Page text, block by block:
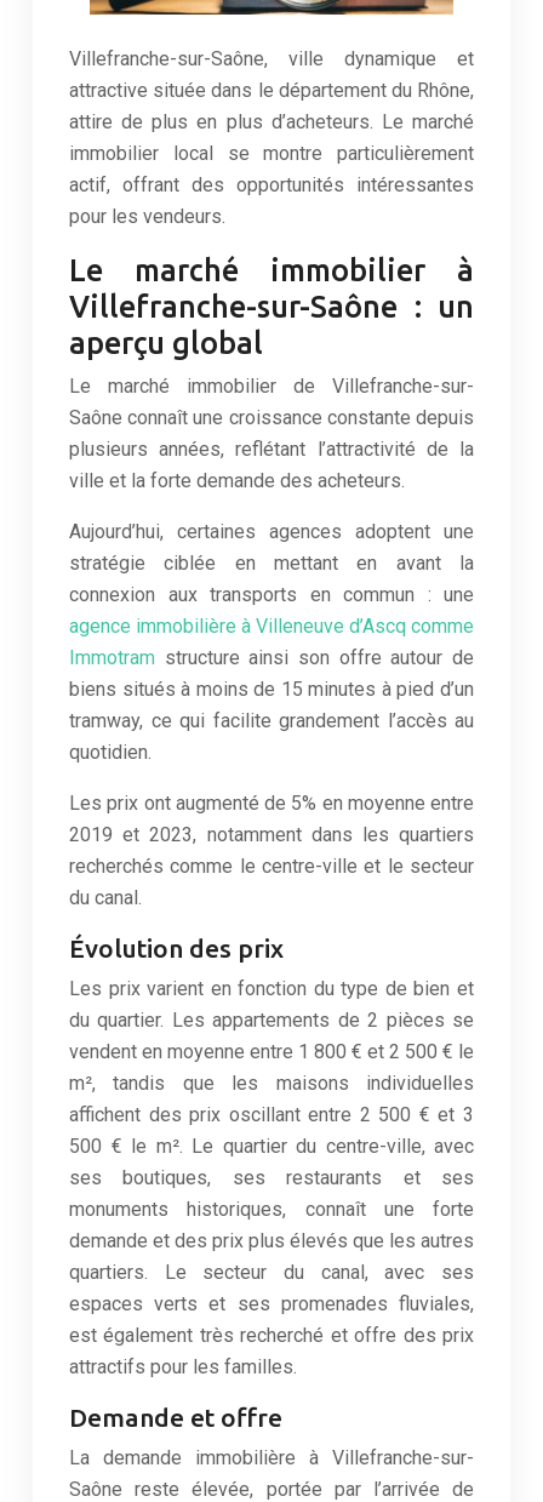
Villefranche-sur-Saône, ville dynamique et
attractive située dans le département du Rhône,
attire de plus en plus d’acheteurs. Le marché
immobilier local se montre particulièrement
actif, offrant des opportunités intéressantes
pour les vendeurs.
Le marché immobilier à
Villefranche-sur-Saône : un
aperçu global
Le marché immobilier de Villefranche-sur-
Saône connaît une croissance constante depuis
plusieurs années, reflétant l’attractivité de la
ville et la forte demande des acheteurs.
Aujourd’hui, certaines agences adoptent une
stratégie ciblée en mettant en avant la
connexion aux transports en commun : une
agence immobilière à Villeneuve d’Ascq comme
Immotram structure ainsi son offre autour de
biens situés à moins de 15 minutes à pied d’un
tramway, ce qui facilite grandement l’accès au
quotidien.
Les prix ont augmenté de 5% en moyenne entre
2019 et 2023, notamment dans les quartiers
recherchés comme le centre-ville et le secteur
du canal.
Évolution des prix
Les prix varient en fonction du type de bien et
du quartier. Les appartements de 2 pièces se
vendent en moyenne entre 1 800 € et 2 500 € le
m², tandis que les maisons individuelles
affichent des prix oscillant entre 2 500 € et 3
500 € le m². Le quartier du centre-ville, avec
ses boutiques, ses restaurants et ses
monuments historiques, connaît une forte
demande et des prix plus élevés que les autres
quartiers. Le secteur du canal, avec ses
espaces verts et ses promenades fluviales,
est également très recherché et offre des prix
attractifs pour les familles.
Demande et offre
La demande immobilière à Villefranche-sur-
Saône reste élevée, portée par l’arrivée de